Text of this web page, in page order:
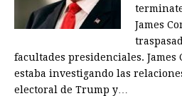
James
facultades presidenciales. James
estaba investigando las
electoral de Trump y…